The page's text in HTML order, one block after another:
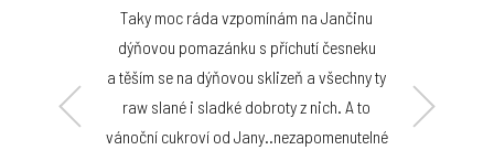
Taky moc ráda vzpomínám na Jančinu
dýňovou pomazánku s příchutí česneku
a těším se na dýňovou sklizeň a všechny ty
raw slané i sladké dobroty z nich. A to
vánoční cukroví od Jany..nezapomenutelné